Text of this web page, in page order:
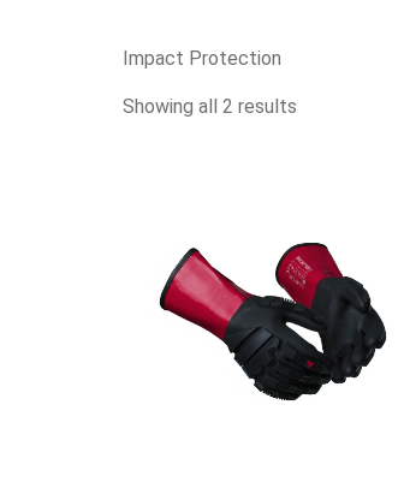
Impact Protection
Showing all 2 results